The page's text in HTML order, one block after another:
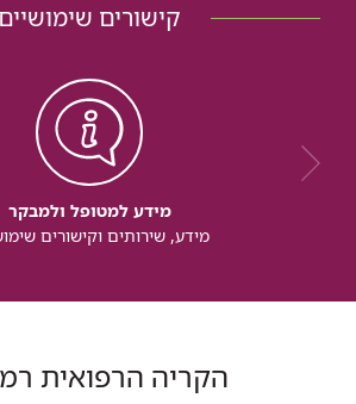
קישורים שימושיים
מידע למטופל ולמבקר
מידע, שירותים וקישורים
הקריה הרפואית